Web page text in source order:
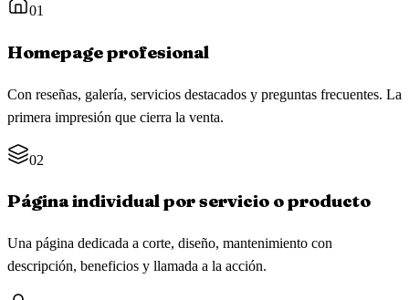
01
Homepage profesional
Con reseñas, galería, servicios destacados y preguntas frecuentes. La
primera impresión que cierra la venta.
02
Página individual por servicio o producto
Una página dedicada a corte, diseño, mantenimiento con
descripción, beneficios y llamada a la acción.